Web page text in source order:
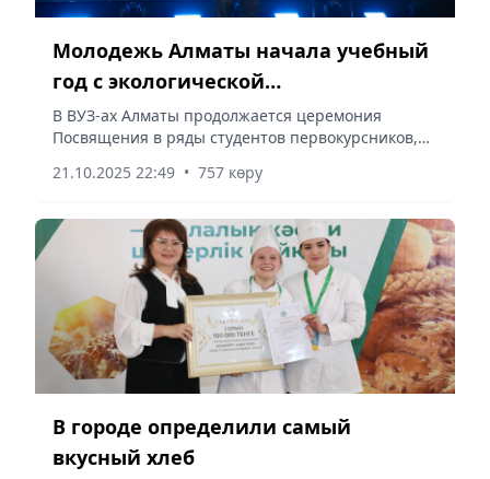
Молодежь Алматы начала учебный
год с экологической
ответственности и заботы о
будущем страны
В ВУЗ-ах Алматы продолжается церемония
Посвящения в ряды студентов первокурсников,
21.10.2025 22:49 • 757 көру
В городе определили самый
вкусный хлеб